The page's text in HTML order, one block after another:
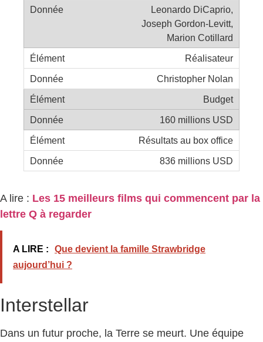
Leonardo DiCaprio,
Joseph Gordon-Levitt,
Marion Cotillard
Réalisateur
Christopher Nolan
Budget
160 millions USD
Résultats au box office
836 millions USD
A lire : Les 15 meilleurs films qui commencent par la
lettre Q à regarder
A LIRE :
Que devient la famille Strawbridge
aujourd’hui ?
Interstellar
Dans un futur proche, la Terre se meurt. Une équipe